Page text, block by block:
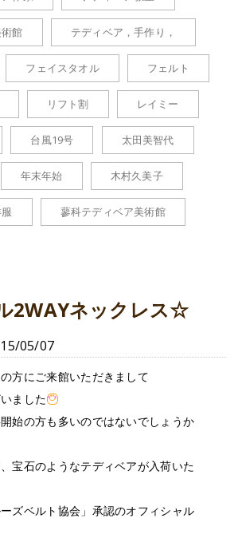
館 テディベア，手作り，
フェイスタオル フェルト
リフト割 レイミー
台風19号 太田美智代
年末年始 木村久美子
蓼科テディベア美術館
2WAYネックレス☆
05/07
方にご来館いただきまして
ました
始の方も多いのではないでしょうか
宝石のようなテディベアが入荷いた
ーズベルト協会」承認のオフィシャル